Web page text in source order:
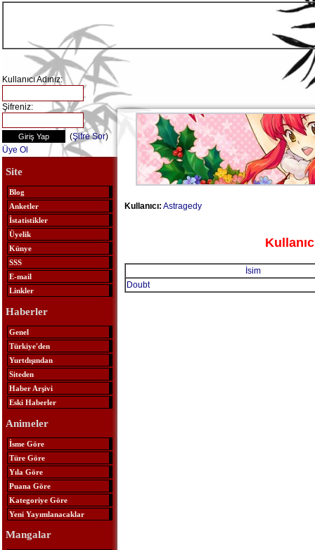
Kullanıcı Adınız:
Şifreniz:
(Şifre Sor)
Üye Ol
Site
Blog
Anketler
İstatistikler
Üyelik
Künye
SSS
E-mail
Linkler
Haberler
Genel
Türkiye'den
Yurtdışından
Siteden
Haber Arşivi
Eski Haberler
Animeler
İsme Göre
Türe Göre
Yıla Göre
Puana Göre
Kategoriye Göre
Yeni Yayımlanacaklar
Mangalar
Kullanıcı: Astragedy
İsim
Doubt